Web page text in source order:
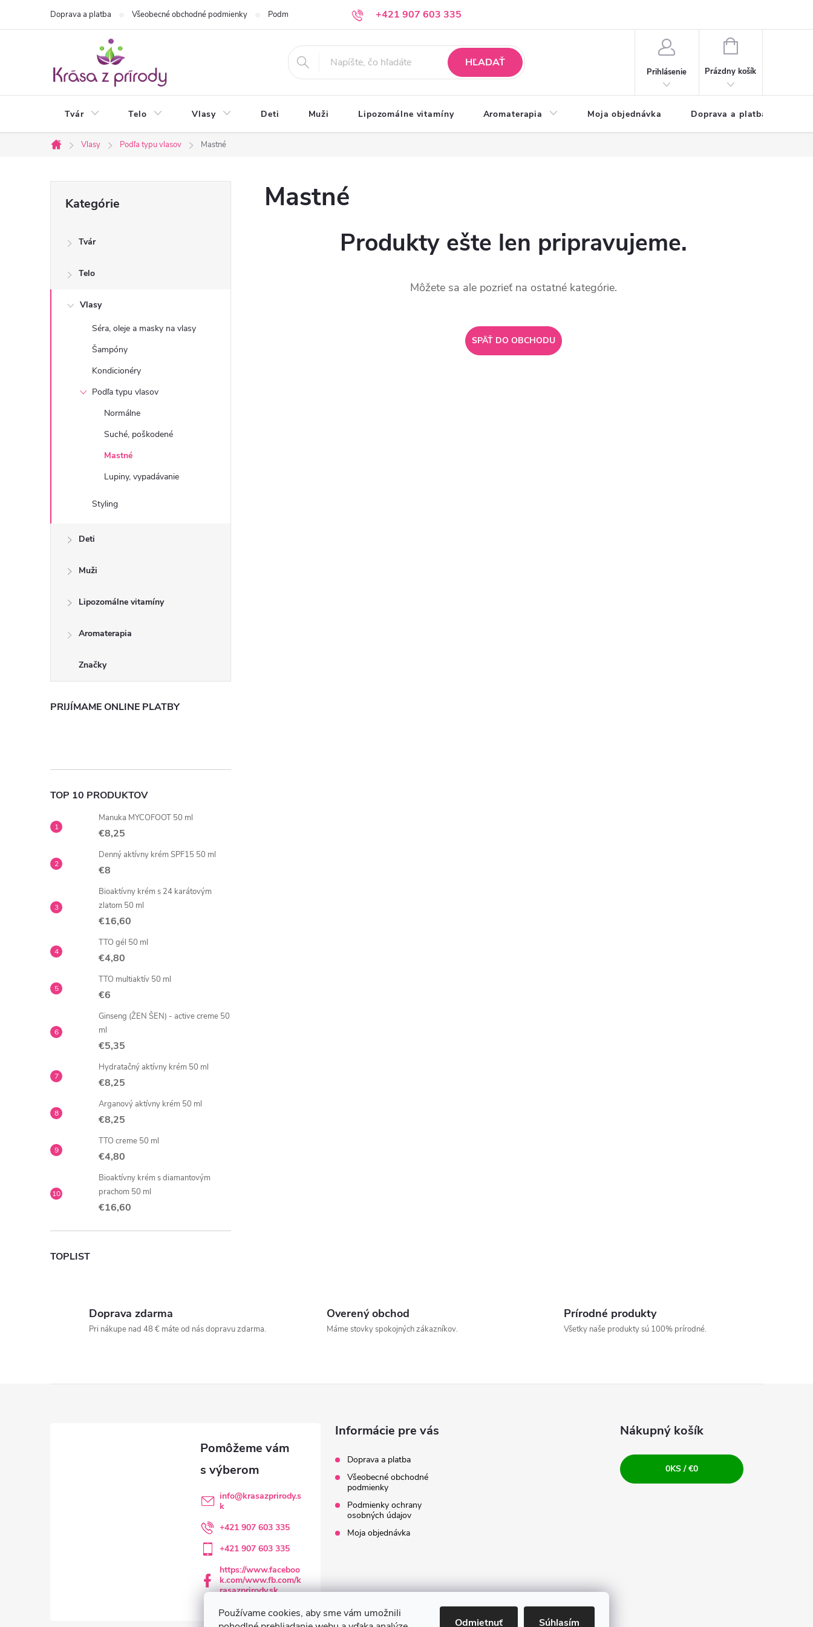
Používame cookies, aby sme vám umožnili
Odmietnuť Súhlasím
+421 907 603 335
info@krasazprirody.sk
Doprava a platba Všeobecné obchodné podmienky Podmienky ochrany osobných údajov Moja objednávka
HĽADAŤ
Prihlásenie
NÁKUPNÝ
Prázdny košík
Tvár Telo Vlasy Deti Muži Lipozomálne vitamíny Aromaterapia Moja objednávka Doprava a platba
Domov
Vlasy Podľa typu vlasov Mastné
n
kategórie
Kategórie
Tvár
Telo
Vlasy
Séra, oleje a masky na vlasy
Šampóny
Kondicionéry
Podľa typu vlasov
Normálne
Suché, poškodené
Mastné
Lupiny, vypadávanie
Styling
Deti
Muži
Lipozomálne vitamíny
Aromaterapia
Značky
PRIJÍMAME ONLINE PLATBY
TOP 10 PRODUKTOV
Manuka MYCOFOOT 50 ml
€8,25
Denný aktívny krém SPF15 50 ml
€8
Bioaktívny krém s 24 karátovým
zlatom 50 ml
€16,60
TTO gél 50 ml
€4,80
TTO multiaktív 50 ml
€6
Ginseng (ŽEN ŠEN) - active creme 50
ml
€5,35
Hydratačný aktívny krém 50 ml
€8,25
Arganový aktívny krém 50 ml
€8,25
TTO creme 50 ml
€4,80
Bioaktívny krém s diamantovým
prachom 50 ml
€16,60
TOPLIST
Mastné
Produkty ešte len pripravujeme.
Môžete sa ale pozrieť na ostatné kategórie.
SPÄŤ DO OBCHODU
Doprava zdarma
Pri nákupe nad 48 € máte od nás dopravu zdarma.
Overený obchod
Máme stovky spokojných zákazníkov.
Prírodné produkty
Všetky naše produkty sú 100% prírodné.
info@krasazprirody.s
k
+421 907 603 335
+421 907 603 335
https://www.faceboo
k.com/www.fb.com/k
rasazprirody.sk
Informácie pre vás
Doprava a platba
Všeobecné obchodné
podmienky
Podmienky ochrany
osobných údajov
Moja objednávka
Nákupný košík
0KS /€0